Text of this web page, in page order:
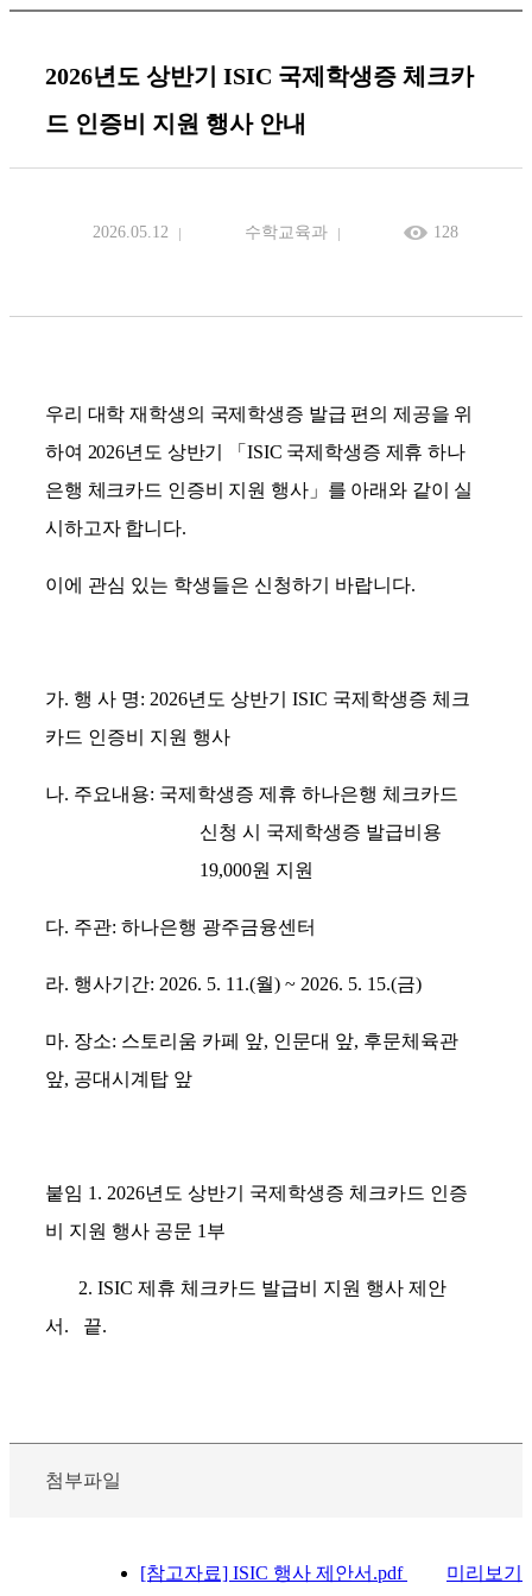
2026년도 상반기 ISIC 국제학생증 체크카
드 인증비 지원 행사 안내
2026.05.12 수학교육과 128
우리 대학 재학생의 국제학생증 발급 편의 제공을 위
하여 2026년도 상반기 「ISIC 국제학생증 제휴 하나
은행 체크카드 인증비 지원 행사」 를 아래와 같이 실
시하고자 합니다.
이에 관심 있는 학생들은 신청하기 바랍니다.
가. 행 사 명: 2026년도 상반기 ISIC 국제학생증 체크
카드 인증비 지원 행사
나. 주요내용: 국제학생증 제휴 하나은행 체크카드
신청 시 국제학생증 발급비용
19,000원 지원
다. 주관: 하나은행 광주금융센터
라. 행사기간: 2026. 5. 11.(월) ~ 2026. 5. 15.(금)
마. 장소: 스토리움 카페 앞, 인문대 앞, 후문체육관
앞, 공대시계탑 앞
붙임 1. 2026년도 상반기 국제학생증 체크카드 인증
비 지원 행사 공문 1 부
2. ISIC 제휴 체크카드 발급비 지원 행사 제안
서 . 끝.
첨부파일
[참고자료] ISIC 행사 제안서.pdf 미리보기